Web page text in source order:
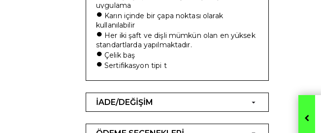
uygulama
• Karın içinde bir çapa noktası olarak
kullanılabilir
• Her iki şaft ve dişli mümkün olan en yüksek
standartlarda yapılmaktadır.
• Çelik baş
• Sertifikasyon tipi t
İADE/DEĞİŞİM